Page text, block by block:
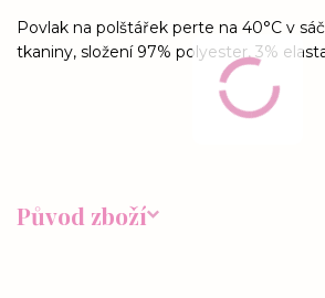
Povlak na polštářek perte na 40°C v
tkaniny, složení 97% polyester, 3%
Původ zboží